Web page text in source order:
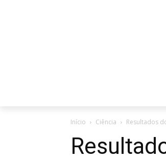
Início Ciência Resultados